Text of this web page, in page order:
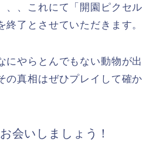
、、これにて「開園ピクセル
終了とさせていただきます。
にやらとんでもない動物が出
の真相はぜひプレイして確か
会いしましょう！